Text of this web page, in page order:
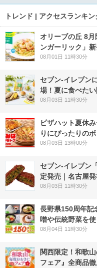
トレンド | アクセスランキン
オリーブの丘 8
ンガーリック」
08月01日 11時30分
セブン‐イレブン
場！夏に食べた
08月03日 11時30分
ピザハット夏休
りにぴったりの
08月03日 13時00分
セブン-イレブン
定発売｜名古屋
08月03日 11時30分
長野県150周年
噌や伝統野菜を
08月04日 11時30分
関西限定！和歌
フェア』全商品